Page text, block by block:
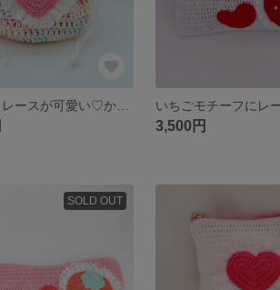
3,500円
SOLD OUT